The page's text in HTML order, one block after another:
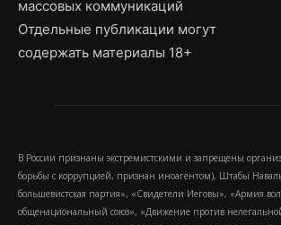
массовых коммуникаций
Отдельные публикации могут
содержать материалы 18+
В России признаны экстремистскими и запрещены
борьбы с коррупцией, признан иноагентом), Штабы
большевистская партия», «Свидетели Иеговы», «Армия
общенациональный союз», «Движение против